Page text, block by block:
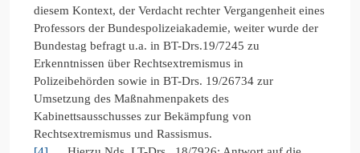
diesem Kontext, der Verdacht rechter Vergangenheit eines
Professors der Bundespolizeiakademie, weiter wurde der
Bundestag befragt u.a. in BT-Drs.19/7245 zu
Erkenntnissen über Rechtsextremismus in
Polizeibehörden sowie in BT-Drs. 19/26734 zur
Umsetzung des Maßnahmenpakets des
Kabinettsausschusses zur Bekämpfung von
Rechtsextremismus und Rassismus.